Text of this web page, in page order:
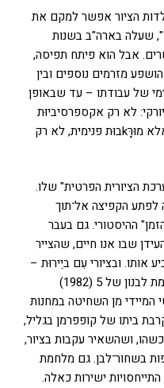
הציור אפשר למקם את
שעלה בארה"ב בשנות
אבל הוא פיתח תפיסה,
מזרמים נוספים ובין
של עבודתו – עד שבאופן
לא רק אקספרסיביוּת
אלא אינטנסיביוּת, לא רק הפשטה אלא מוּרkָּבוּת פנימית, לא רק
הציורית הפרטית" שלו.
הקפיצה אל־תוך
ההיסטורי. גם בעבר
שבו אנו חיים, שהצייר
אותו. ובציורי עִם ביֵירוּת –
אחרי ביֵירוּת – עִם ביֵירוּת (בימי מלחמת לבנון של 5 (1982)
המיידי מן השחיטה במחנות
ביתו של קופפרמן בגליל,
ושהשאיר עקבות בציור,
בשחור־לבן. גם מלחמת
ישירות כאלה.